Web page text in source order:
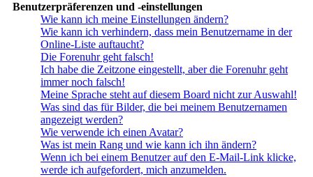
Benutzerpräferenzen und -einstellungen
Wie kann ich meine Einstellungen ändern?
Wie kann ich verhindern, dass mein Benutzername in der
Online-Liste auftaucht?
Die Forenuhr geht falsch!
Ich habe die Zeitzone eingestellt, aber die Forenuhr geht
immer noch falsch!
Meine Sprache steht auf diesem Board nicht zur Auswahl!
Was sind das für Bilder, die bei meinem Benutzernamen
angezeigt werden?
Wie verwende ich einen Avatar?
Was ist mein Rang und wie kann ich ihn ändern?
Wenn ich bei einem Benutzer auf den E-Mail-Link klicke,
werde ich aufgefordert, mich anzumelden.